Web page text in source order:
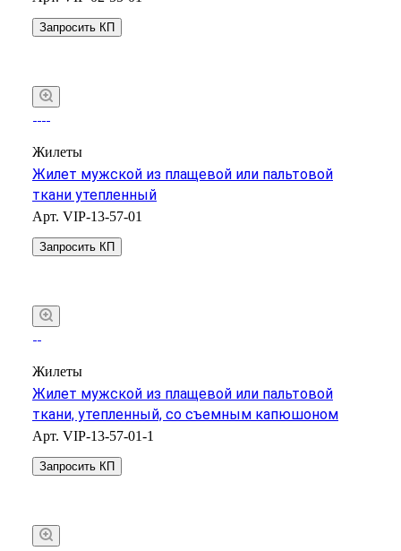
Запросить КП
Жилеты
Жилет мужской из плащевой или пальтовой
ткани утепленный
Арт. VIP-13-57-01
Запросить КП
Жилеты
Жилет мужской из плащевой или пальтовой
ткани, утепленный, со съемным капюшоном
Арт. VIP-13-57-01-1
Запросить КП